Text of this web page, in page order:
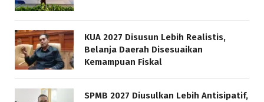
KUA 2027 Disusun Lebih Realistis,
Belanja Daerah Disesuaikan
Kemampuan Fiskal
SPMB 2027 Diusulkan Lebih Antisipatif,